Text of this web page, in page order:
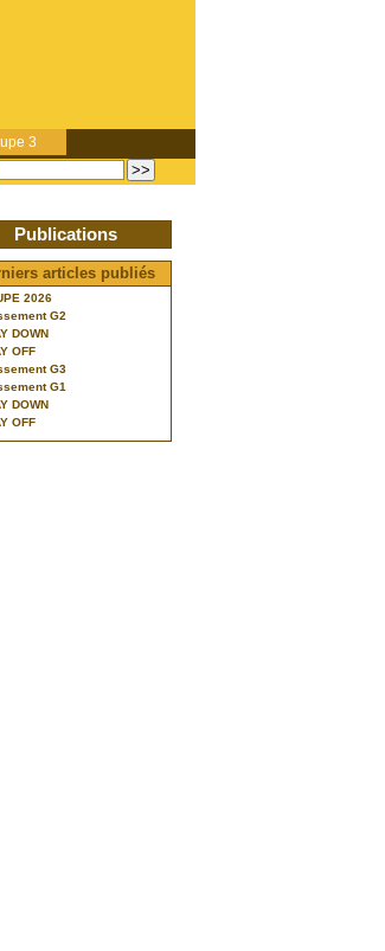
3
Publications
articles publiés
2026
G2
DOWN
OFF
G3
G1
DOWN
OFF